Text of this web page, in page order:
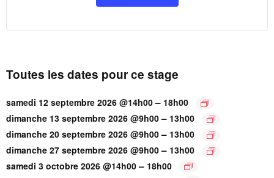
Toutes les dates pour ce stage
samedi 12 septembre 2026 @14h00– 18h00
dimanche 13 septembre 2026 @9h00– 13h00
dimanche 20 septembre 2026 @9h00– 13h00
dimanche 27 septembre 2026 @9h00– 13h00
samedi 3 octobre 2026 @14h00– 18h00